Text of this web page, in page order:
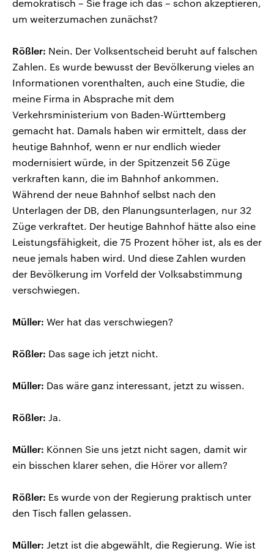
demokratisch – Sie frage ich das – schon akzeptieren,
um weiterzumachen zunächst?
Rößler: Nein. Der Volksentscheid beruht auf falschen
Zahlen. Es wurde bewusst der Bevölkerung vieles an
Informationen vorenthalten, auch eine Studie, die
meine Firma in Absprache mit dem
Verkehrsministerium von Baden-Württemberg
gemacht hat. Damals haben wir ermittelt, dass der
heutige Bahnhof, wenn er nur endlich wieder
modernisiert würde, in der Spitzenzeit 56 Züge
verkraften kann, die im Bahnhof ankommen.
Während der neue Bahnhof selbst nach den
Unterlagen der DB, den Planungsunterlagen, nur 32
Züge verkraftet. Der heutige Bahnhof hätte also eine
Leistungsfähigkeit, die 75 Prozent höher ist, als es der
neue jemals haben wird. Und diese Zahlen wurden
der Bevölkerung im Vorfeld der Volksabstimmung
verschwiegen.
Müller: Wer hat das verschwiegen?
Rößler: Das sage ich jetzt nicht.
Müller: Das wäre ganz interessant, jetzt zu wissen.
Rößler: Ja.
Müller: Können Sie uns jetzt nicht sagen, damit wir
ein bisschen klarer sehen, die Hörer vor allem?
Rößler: Es wurde von der Regierung praktisch unter
den Tisch fallen gelassen.
Müller: Jetzt ist die abgewählt, die Regierung. Wie ist